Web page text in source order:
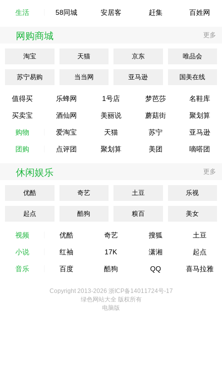
生活 58同城 安居客 赶集 百姓网
网购商城 更多
淘宝 天猫 京东 唯品会
苏宁易购 当当网 亚马逊 国美在线
值得买 乐蜂网 1号店 梦芭莎 名鞋库
买卖宝 酒仙网 美丽说 蘑菇街 聚划算
购物 爱淘宝 天猫 苏宁 亚马逊
团购 点评团 聚划算 美团 嘀嗒团
休闲娱乐 更多
优酷 奇艺 土豆 乐视
起点 酷狗 糗百 美女
视频 优酷 奇艺 搜狐 土豆
小说 红袖 17K 潇湘 起点
音乐 百度 酷狗 QQ 喜马拉雅
Copyright 2013-2026 浙ICP备14011724号-17
绿色网站大全 版权所有
电脑版